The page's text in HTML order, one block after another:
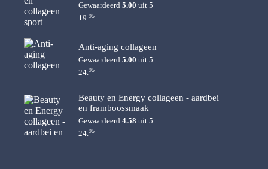
Gewaardeerd 5.00 uit 5
19.95
Anti-aging collageen
Gewaardeerd 5.00 uit 5
24.95
Beauty en Energy collageen - aardbei
en framboossmaak
Gewaardeerd 4.58 uit 5
24.95